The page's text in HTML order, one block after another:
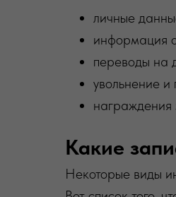
личные
информация
переводы на
увольнение
награждения
Какие
Некоторые виды